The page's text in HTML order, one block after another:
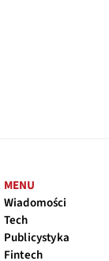
MENU
Wiadomości
Tech
Publicystyka
Fintech